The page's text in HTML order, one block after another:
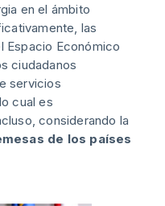
en el ámbito
las
Espacio Económico
ciudadanos
servicios
cual es
considerando la
de los países